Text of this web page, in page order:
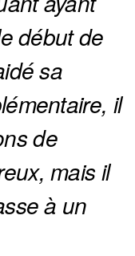
début de
sa
il
de
mais il
à un